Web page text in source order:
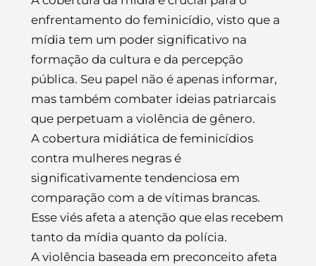
enfrentamento do feminicídio, visto que a
mídia tem um poder significativo na
formação da cultura e da percepção
pública. Seu papel não é apenas informar,
mas também combater ideias patriarcais
que perpetuam a violência de gênero.
A cobertura midiática de feminicídios
contra mulheres negras é
significativamente tendenciosa em
comparação com a de vítimas brancas.
Esse viés afeta a atenção que elas recebem
tanto da mídia quanto da polícia.
A violência baseada em preconceito afeta